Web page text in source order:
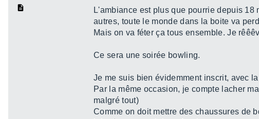
L'ambiance est plus que pourrie depuis
autres, toute le monde dans la boite va
Mais on va féter ça tous ensemble. Je
Ce sera une soirée bowling.
Je me suis bien évidemment inscrit, avec
Par la même occasion, je compte lacher
malgré tout)
Comme on doit mettre des chaussures de